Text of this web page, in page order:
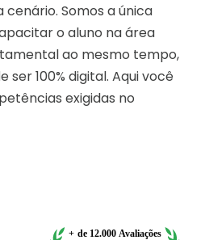
Somos a única
o aluno na área
ao mesmo tempo,
100% digital. Aqui você
exigidas no